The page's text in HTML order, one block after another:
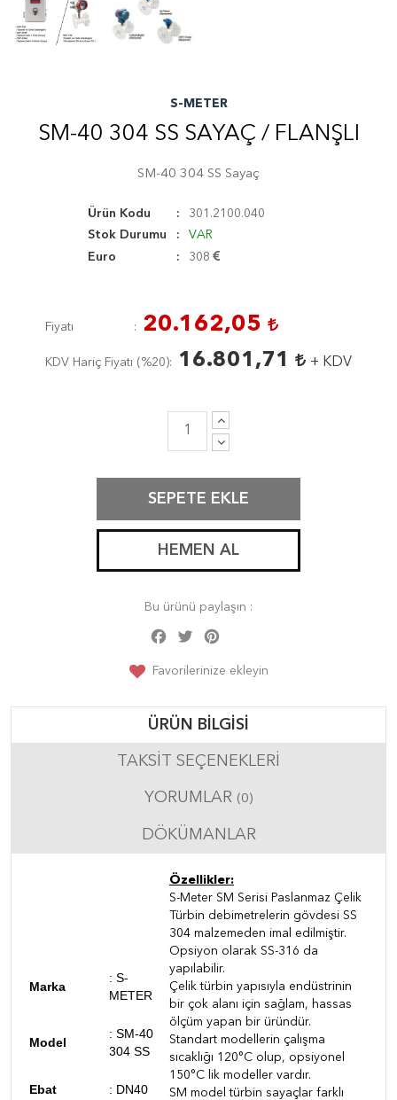
S-METER
SM-40 304 SS SAYAÇ / FLANŞLI
SM-40 304 SS Sayaç
Ürün Kodu
301.2100.040
Stok Durumu
VAR
Euro
308
Fiyatı 20.162,05
KDV Hariç Fiyatı ( %20 ) 16.801,71 + KDV
SEPETE EKLE
HEMEN AL
Bu ürünü paylaşın :
Facebook
Twitter
Favorilerinize ekleyin
ÜRÜN BILGISI
TAKSIT SEÇENEKLERI
YORUMLAR (0)
DÖKÜMANLAR
Marka
: S-
METER
Model
: SM-40
304 SS
Ebat : DN40
Özellikler:
S-Meter SM Serisi Paslanmaz Çelik
Türbin debimetrelerin gövdesi SS
304 malzemeden imal edilmiştir.
Opsiyon olarak SS-316 da
yapılabilir.
Çelik türbin yapısıyla endüstrinin
bir çok alanı için sağlam, hassas
ölçüm yapan bir üründür.
Standart modellerin çalışma
sıcaklığı 120°C olup, opsiyonel
150°C lik modeller vardır.
SM model türbin sayaçlar farklı